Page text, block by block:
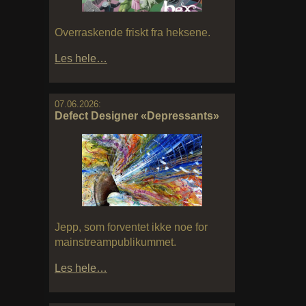
Overraskende friskt fra heksene.
Les hele…
07.06.2026:
Defect Designer «Depressants»
Jepp, som forventet ikke noe for
mainstreampublikummet.
Les hele…